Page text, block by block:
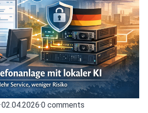
·02.04.2026·0 comments